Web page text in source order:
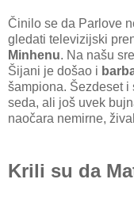
Činilo se da Parlove
gledati televizijski
Minhenu. Na našu
Šijani je došao i
šampiona. Šezdeset i
seda, ali još uvek
naočara nemirne,
Krili su da